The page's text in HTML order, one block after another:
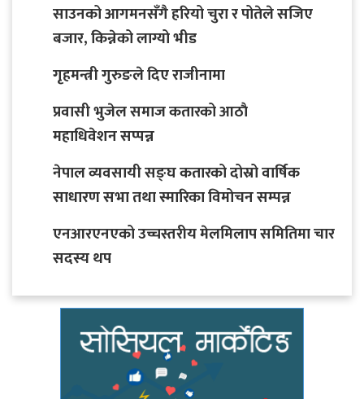
साउनको आगमनसँगै हरियो चुरा र पोतेले सजिए
बजार, किन्नेको लाग्यो भीड
गृहमन्त्री गुरुङले दिए राजीनामा
प्रवासी भुजेल समाज कतारको आठाै
महाधिवेशन सप्पन्न
नेपाल व्यवसायी सङ्घ कतारको दोस्रो वार्षिक
साधारण सभा तथा स्मारिका विमोचन सम्पन्न
एनआरएनएको उच्चस्तरीय मेलमिलाप समितिमा चार
सदस्य थप